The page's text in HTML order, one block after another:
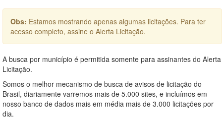
Obs: Estamos mostrando apenas algumas licitações. Para ter
acesso completo, assine o Alerta Licitação.
A busca por município é permitida somente para assinantes do Alerta
Licitação.
Somos o melhor mecanismo de busca de avisos de licitação do
Brasil, diariamente varremos mais de 5.000 sites, e incluímos em
nosso banco de dados mais em média mais de 3.000 licitações por
dia.